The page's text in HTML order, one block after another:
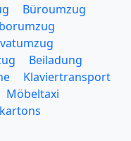
Büroumzug
Beiladung
Klaviertransport
Möbeltaxi